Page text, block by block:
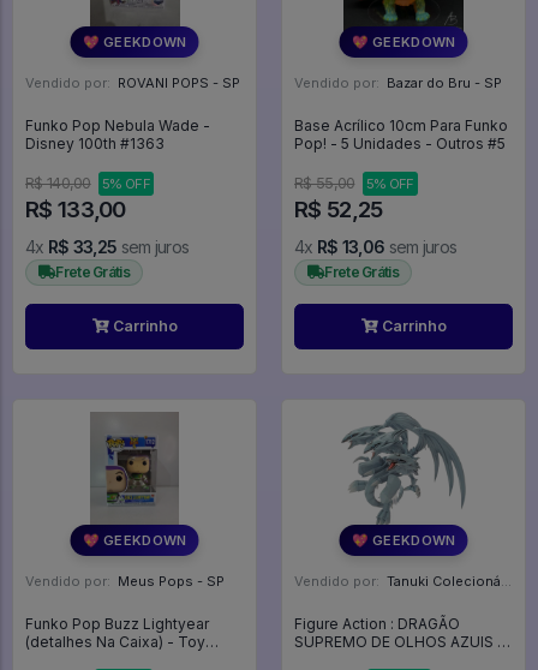
💖 GEEKDOWN
Vendido por: ROVANI POPS - SP
Funko Pop Nebula Wade -
Disney 100th #1363
R$ 140,00 5% OFF
R$ 133,00
4x R$ 33,25 sem juros
Frete Grátis
Carrinho
💖 GEEKDOWN
Vendido por: Bazar do Bru - SP
Base Acrílico 10cm Para Funko
Pop! - 5 Unidades - Outros #5
R$ 55,00 5% OFF
R$ 52,25
4x R$ 13,06 sem juros
Frete Grátis
Carrinho
💖 GEEKDOWN
Vendido por: Meus Pops - SP
Funko Pop Buzz Lightyear
(detalhes Na Caixa) - Toy
💖 GEEKDOWN
Vendido por: Tanuki Colecionáveis - SP
Figure Action : DRAGÃO
SUPREMO DE OLHOS AZUIS -